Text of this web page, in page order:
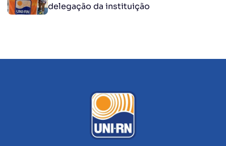
delegação da instituição